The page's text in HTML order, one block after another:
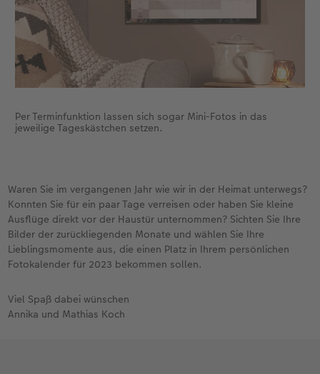
Per Terminfunktion lassen sich sogar Mini-Fotos in das
jeweilige Tageskästchen setzen.
Waren Sie im vergangenen Jahr wie wir in der Heimat unterwegs?
Konnten Sie für ein paar Tage verreisen oder haben Sie kleine
Ausflüge direkt vor der Haustür unternommen? Sichten Sie Ihre
Bilder der zurückliegenden Monate und wählen Sie Ihre
Lieblingsmomente aus, die einen Platz in Ihrem persönlichen
Fotokalender für 2023 bekommen sollen.
Viel Spaß dabei wünschen
Annika und Mathias Koch